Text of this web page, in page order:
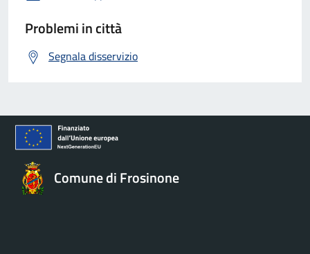
Problemi in città
Segnala disservizio
Comune di Frosinone